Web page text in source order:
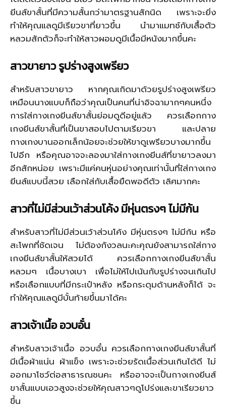
ยีนส์ขาสั้นที่มีความสั้นกว่ามาตรฐานสักนิด เพราะจะยิ่ง
ทำให้คุณแลดูมีเรียวขาที่ยาวขึ้น นำมาแมทช์กับเสื้อตัว
หลวมสักตัวก็จะทำให้สาวผอมดูมีเนื้อมีหนังมากขึ้นคะ
สาวขายาว รูปร่างสูงเพรียว
สำหรับสาวขายาว หากคุณเกิดมาด้วยรูปร่างสูงเพรียว
เหมือนนางแบบก็ถือว่าคุณเป็นคนที่น่าอิจฉามากๆคนหนึ่ง
การใส่กางเกงยีนส์ขาสั้นย่อมดูดีอยู่แล้ว ควรเลือกกาง
เกงยีนส์ขาสั้นที่เป็นขาสอบไปตามเรียวขา และปลาย
กางเกงบานออกเล็กน้อยจะช่วยให้ขาดูเพรียวบางมากขึ้น
ไปอีก หรือคุณอาจจะลองมาใส่กางเกงยีนส์ที่ขายาวลงมา
อีกสักหน่อย เพราะมีแค่คนหุ่นอย่างคุณเท่านั้นที่ใส่กางเกง
ยีนส์แบบนี้สวย เลือกใส่กับเสื้อยืดพอดีตัว เลิศมากคะ
สาวที่ไม่มีส่วนเว้าส่วนโค้ง มีหุ่นตรงๆ ไม่มีก้น
สำหรับสาวที่ไม่มีส่วนเว้าส่วนโค้ง มีหุ่นตรงๆ ไม่มีก้น หรือ
สะโพกที่ชัดเจน ไม่ต้องกังวลนะคะคุณยังสามารถใส่กาง
เกงยีนส์ขาสั้นให้สวยได้ ควรเลือกกางเกงยีนส์ขาสั้น
หลวมๆ เนื้อบางเบา เพื่อไม่ให้ไปเน้นกับรูปร่างจนเกินไป
หรือเลือกแบบที่มีกระเป๋าหลัง หรือกระดุมด้านหลังก็ได้ จะ
ทำให้คุณแลดูมีบั้นท้ายขึ้นมาได้คะ
สาวเจ้าเนื้อ อวบอั๋น
สำหรับสาวเจ้าเนื้อ อวบอั๋น ควรเลือกกางเกงยีนส์ขาสั้นที่
มีเนื้อผ้าแน่น ผ้าแข็ง เพราะจะช่วยรัดเนื้อส่วนเกินได้ดี ไม่
ออกมาโชว์ต่อสาธารณชนคะ หรืออาจจะเป็นกางเกงยีนส์
ขาสั้นแบบเอวสูงจะช่วยให้คุณสาวๆดูโปร่งและขาเรียวยาว
ขึ้น